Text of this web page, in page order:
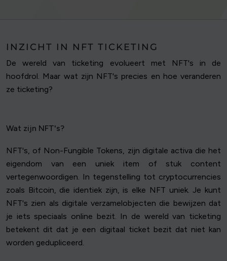
INZICHT IN NFT TICKETING
De wereld van ticketing evolueert met NFT's in de
hoofdrol. Maar wat zijn NFT's precies en hoe veranderen
ze ticketing?
Wat zijn NFT's?
NFT's, of Non-Fungible Tokens, zijn digitale activa die het
eigendom van een uniek item of stuk content
vertegenwoordigen. In tegenstelling tot cryptocurrencies
zoals Bitcoin, die identiek zijn, is elke NFT uniek. Je kunt
NFT's zien als digitale verzamelobjecten die bewijzen dat
je iets speciaals online bezit. In de wereld van ticketing
betekent dit dat je een digitaal ticket bezit dat niet kan
worden gedupliceerd.